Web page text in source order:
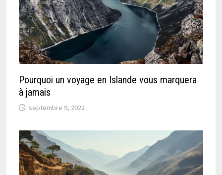
Pourquoi un voyage en Islande vous marquera
à jamais
septembre 9, 2022